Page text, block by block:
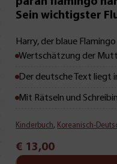
Neu • Neu • Neu
Sein wichtigster
Harry, der blaue Flamingo
Wertschätzung der
Der deutsche Text liegt
Mit Rätseln und
Kinderbuch, Koreanisch-
€ 13,00